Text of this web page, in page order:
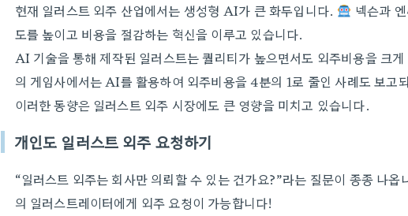
현재 일러스트 외주 산업에서는 생성형 AI가 큰 화두입니다.
넥슨과
도를 높이고 비용을 절감하는 혁신을 이루고 있습니다.
AI 기술을 통해 제작된 일러스트는 퀄리티가 높으면서도 외주비용을 크
의 게임사에서는 AI를 활용하여 외주비용을 4분의 1로 줄인 사례도 보고
이러한 동향은 일러스트 외주 시장에도 큰 영향을 미치고 있습니다.
개인도 일러스트 외주 요청하기
“일러스트 외주는 회사만 의뢰할 수 있는 건가요?”라는 질문이 종종 나
의 일러스트레이터에게 외주 요청이 가능합니다!